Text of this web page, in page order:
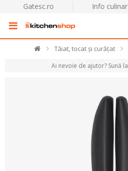
Gatesc.ro Info culinar
Tăiat, tocat și curățat
Ai nevoie de ajutor? Sună la